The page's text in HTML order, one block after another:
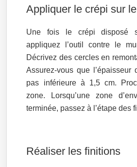
Appliquer le crépi sur
Une fois le crépi disposé
appliquez l’outil contre le
Décrivez des cercles en
Assurez-vous que l’épaisseur
pas inférieure à 1,5 cm.
zone. Lorsqu’une zone
terminée, passez à l’étape des
Réaliser les finitions